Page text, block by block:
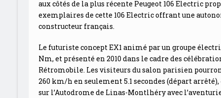
aux côtés de la plus récente Peugeot 106 Electric
exemplaires de cette 106 Electric offrant une
constructeur français.
Le futuriste concept EX1 animé par un groupe
Nm, et présenté en 2010 dans le cadre des
Rétromobile. Les visiteurs du salon parisien
260 km/h en seulement 5.1 secondes (départ
sur l’Autodrome de Linas-Montlhéry avec